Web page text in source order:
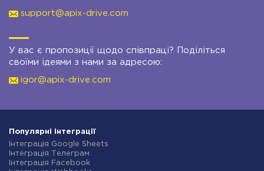
support@apix-drive.com
У вас є пропозиції щодо співпраці? Поділіться
своїми ідеями з нами за адресою:
igor@apix-drive.com
Популярні інтеграції
Інтеграція Google Sheets
Інтеграція Телеграм
Інтеграція Facebook